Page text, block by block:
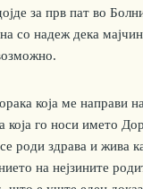
за прв пат во
со надеж дека
која ме направи
која го носи името
роди здрава и жива
на нејзините